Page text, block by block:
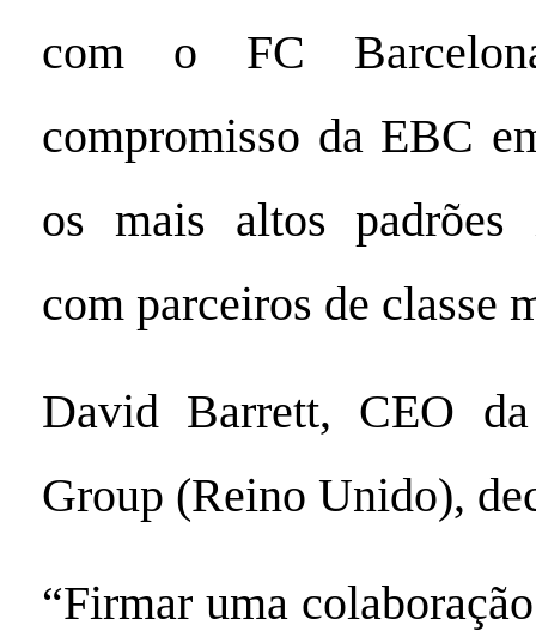
com o FC
compromisso da EBC
os mais altos padrões
com parceiros de classe
David Barrett, CEO
Group (Reino Unido),
“Firmar uma